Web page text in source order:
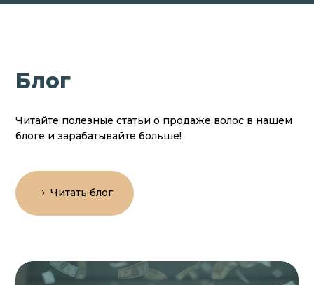
Блог
Читайте полезные статьи о продаже волос в нашем
блоге и зарабатывайте больше!
Читать блог